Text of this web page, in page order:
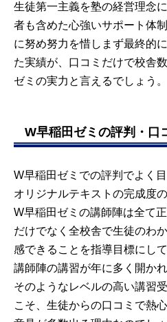
生徒第一主義を塾の経営理念
者も含めた心強いサポート体
に努め努力を惜しまず最終的
た実績が、口コミだけで校舎
ゼミの実力と言えるでしょう。
W早稲田ゼミの評判・口
W早稲田ゼミでの評判でよく
オリジナルテキストの完成度
W早稲田ゼミの講師陣は全て
だけでなく全校舎で生徒のわ
感できることを指導目標にし
講師陣の講習が年に多く開かれ
そのようなレベルの高い講習
こそ、生徒からの口コミで熱